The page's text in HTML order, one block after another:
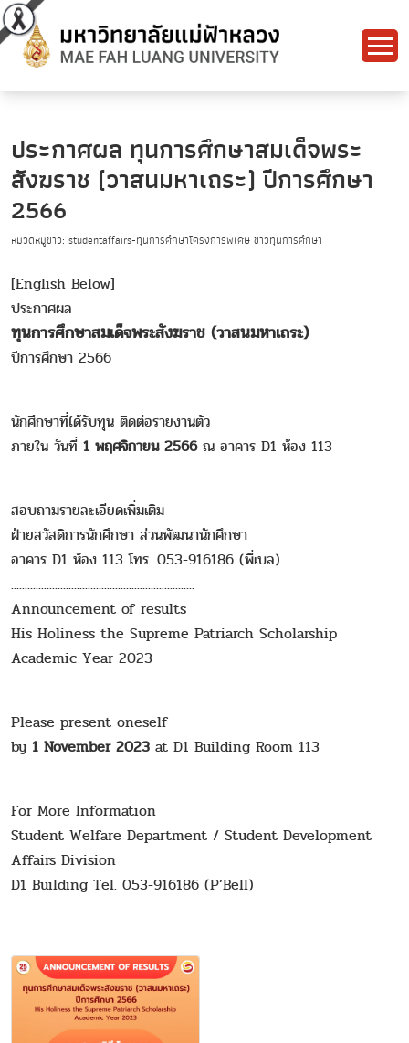
ประกาศผล ทุนการศึกษาสมเด็จพระ
สังฆราช (วาสนมหาเถระ) ปีการศึกษา
2566
หมวดหมู่ข่าว: studentaffairs-ทุนการศึกษาโครงการพิเศษ ข่าวทุนการศึกษา
[English Below]
ประกาศผล
ทุนการศึกษาสมเด็จพระสังฆราช (วาสนมหาเถระ)
ปีการศึกษา 2566
นักศึกษาที่ได้รับทุน ติดต่อรายงานตัว
ภายใน วันที่ 1 พฤศจิกายน 2566ณ อาคาร D1 ห้อง 113
สอบถามรายละเอียดเพิ่มเติม
ฝ่ายสวัสดิการนักศึกษา ส่วนพัฒนานักศึกษา
อาคาร D1 ห้อง 113 โทร. 053-916186 (พี่เบล)
...................................................................
Announcement of results
His Holiness the Supreme Patriarch Scholarship
Academic Year 2023
Please present oneself
by 1 November 2023 at D1 Building Room 113
For More Information
Student Welfare Department / Student Development
Affairs Division
D1 Building Tel. 053-916186 (P’Bell)